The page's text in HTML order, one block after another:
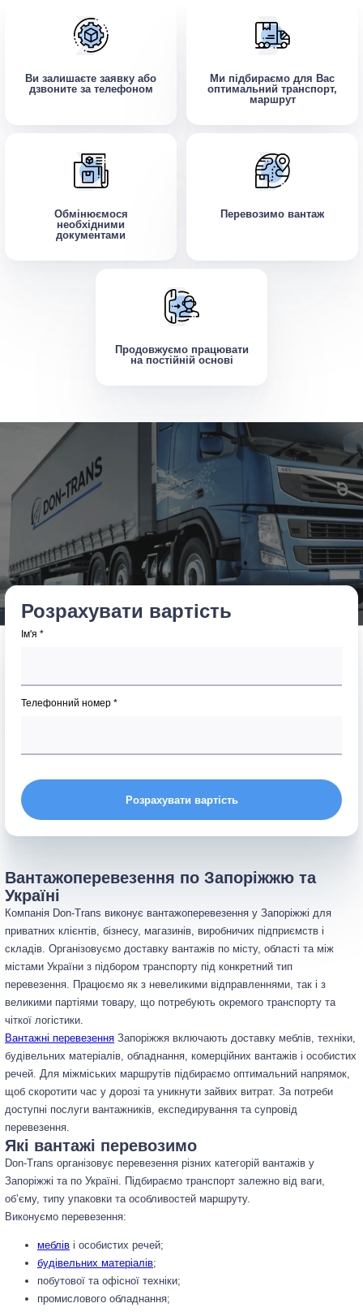
Ви залишаєте заявку або
дзвоните за телефоном
Ми підбираємо для Вас
оптимальний транспорт,
маршрут
Обмінюємося
необхідними
документами
Перевозимо вантаж
Продовжуємо працювати
на постійній основі
Розрахувати вартість
Ім'я *
Телефонний номер *
Розрахувати вартість
Вантажоперевезення по Запоріжжю та
Україні
Компанія Don-Trans виконує вантажоперевезення у Запоріжжі для
приватних клієнтів, бізнесу, магазинів, виробничих підприємств і
складів. Організовуємо доставку вантажів по місту, області та між
містами України з підбором транспорту під конкретний тип
перевезення. Працюємо як з невеликими відправленнями, так і з
великими партіями товару, що потребують окремого транспорту та
чіткої логістики.
Вантажні перевезення Запоріжжя включають доставку меблів, техніки,
будівельних матеріалів, обладнання, комерційних вантажів і особистих
речей. Для міжміських маршрутів підбираємо оптимальний напрямок,
щоб скоротити час у дорозі та уникнути зайвих витрат. За потреби
доступні послуги вантажників, експедирування та супровід
перевезення.
Які вантажі перевозимо
Don-Trans організовує перевезення різних категорій вантажів у
Запоріжжі та по Україні. Підбираємо транспорт залежно від ваги,
об’єму, типу упаковки та особливостей маршруту.
Виконуємо перевезення:
меблів і особистих речей;
будівельних матеріалів;
побутової та офісної техніки;
промислового обладнання;